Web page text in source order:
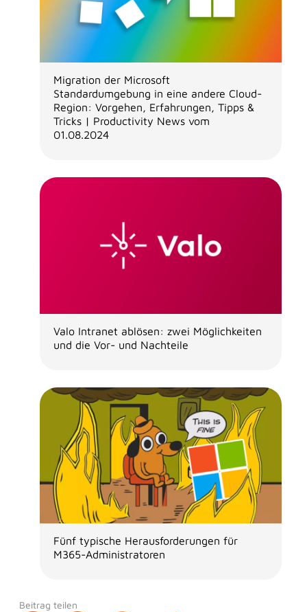
Migration der Microsoft
Standardumgebung in eine andere Cloud-
Region: Vorgehen, Erfahrungen, Tipps &
Tricks | Productivity News vom
01.08.2024
Valo Intranet ablösen: zwei Möglichkeiten
und die Vor- und Nachteile
Fünf typische Herausforderungen für
M365-Administratoren
Beitrag teilen